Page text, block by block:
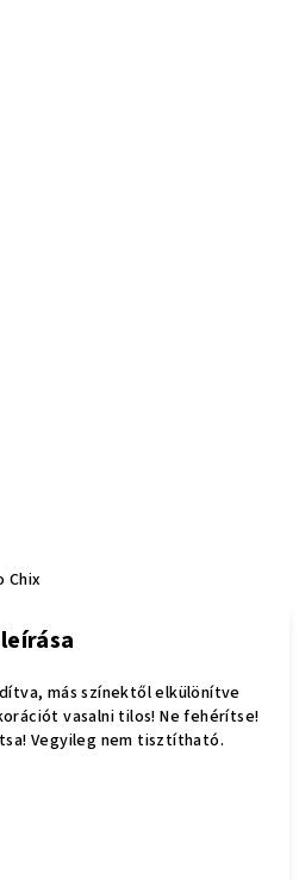
Chix
más színektől elkülönítve
vasalni tilos! Ne fehérítse!
Vegyileg nem tisztítható.